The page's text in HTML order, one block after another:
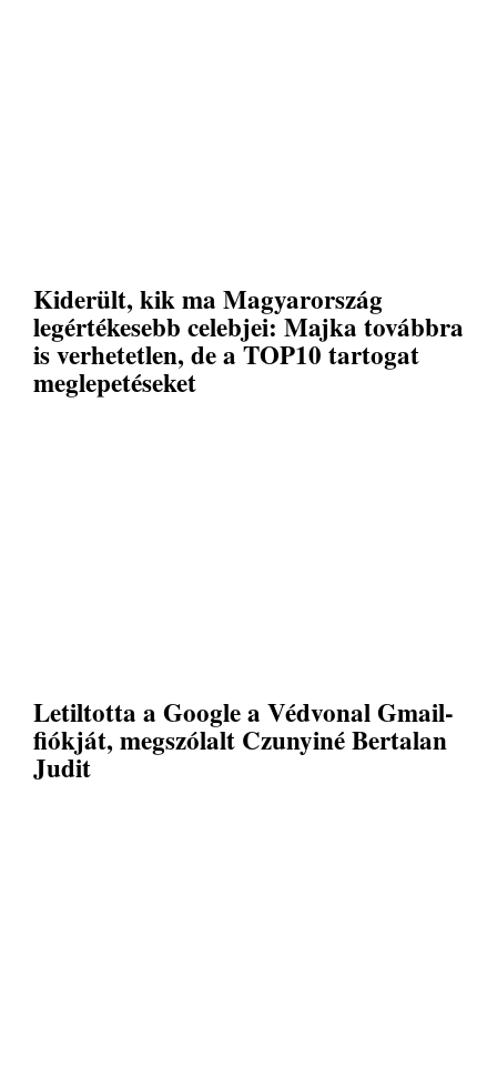
Kiderült, kik ma Magyarország
legértékesebb celebjei: Majka továbbra
is verhetetlen, de a TOP10 tartogat
meglepetéseket
Letiltotta a Google a Védvonal Gmail-
fiókját, megszólalt Czunyiné Bertalan
Judit